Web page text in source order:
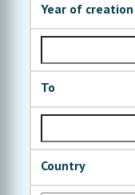
Year of creation
To
Country